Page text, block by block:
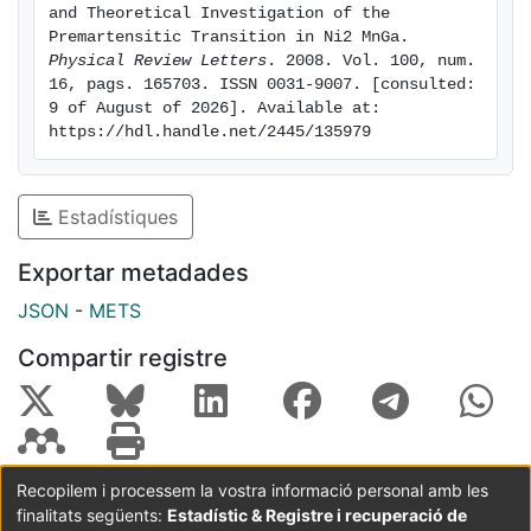
and Theoretical Investigation of the
Physical Review Letters . 2008. Vol. 100, num.
16, pags. 165703. ISSN 0031-9007. [consulted:
9 of August of 2026]. Available at:
https://hdl.handle.net/2445/135979
Estadístiques
Exportar metadades
JSON - METS
Compartir registre
Coordinació:CRAI UB Avís legal
Metadades
Recopilem i processem la vostra informació personal amb les
finalitats següents: Estadístic & Registre i recuperació de